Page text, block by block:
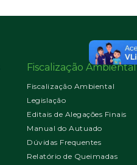
Fiscalização Ambiental
Fiscalização Ambiental
Legislação
Editais de Alegações Finais
Manual do Autuado
Dúvidas Frequentes
Relatório de Queimadas